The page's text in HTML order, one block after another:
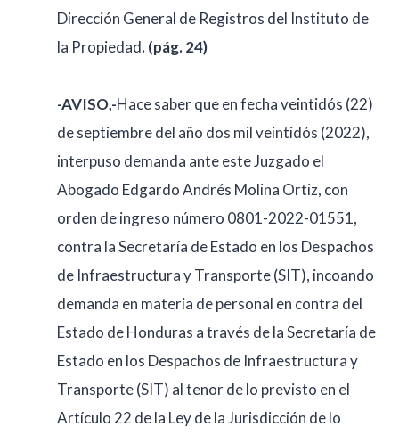
Dirección General de Registros del Instituto de
la Propiedad. (pág. 24)
-AVISO,-Hace saber que en fecha veintidós (22)
de septiembre del año dos mil veintidós (2022),
interpuso demanda ante este Juzgado el
Abogado Edgardo Andrés Molina Ortiz, con
orden de ingreso número 0801-2022-01551,
contra la Secretaría de Estado en los Despachos
de Infraestructura y Transporte (SIT), incoando
demanda en materia de personal en contra del
Estado de Honduras a través de la Secretaría de
Estado en los Despachos de Infraestructura y
Transporte (SIT) al tenor de lo previsto en el
Artículo 22 de la Ley de la Jurisdicción de lo